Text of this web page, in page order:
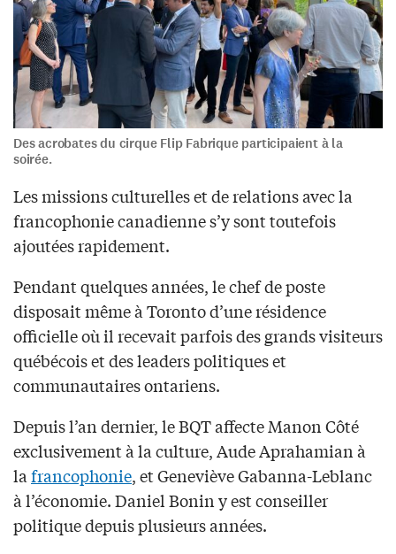
Des acrobates du cirque Flip Fabrique participaient à la
soirée.
Les missions culturelles et de relations avec la
francophonie canadienne s’y sont toutefois
ajoutées rapidement.
Pendant quelques années, le chef de poste
disposait même à Toronto d’une résidence
officielle où il recevait parfois des grands visiteurs
québécois et des leaders politiques et
communautaires ontariens.
Depuis l’an dernier, le BQT affecte Manon Côté
exclusivement à la culture, Aude Aprahamian à
lafrancophonie, et Geneviève Gabanna-Leblanc
à l’économie. Daniel Bonin y est conseiller
politique depuis plusieurs années.